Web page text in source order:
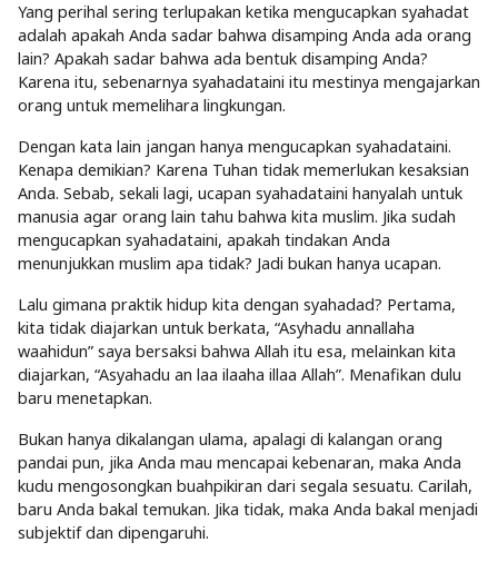
Yang perihal sering terlupakan ketika mengucapkan syahadat
adalah apakah Anda sadar bahwa disamping Anda ada orang
lain? Apakah sadar bahwa ada bentuk disamping Anda?
Karena itu, sebenarnya syahadataini itu mestinya mengajarkan
orang untuk memelihara lingkungan.
Dengan kata lain jangan hanya mengucapkan syahadataini.
Kenapa demikian? Karena Tuhan tidak memerlukan kesaksian
Anda. Sebab, sekali lagi, ucapan syahadataini hanyalah untuk
manusia agar orang lain tahu bahwa kita muslim. Jika sudah
mengucapkan syahadataini, apakah tindakan Anda
menunjukkan muslim apa tidak? Jadi bukan hanya ucapan.
Lalu gimana praktik hidup kita dengan syahadad? Pertama,
kita tidak diajarkan untuk berkata, “Asyhadu annallaha
waahidun” saya bersaksi bahwa Allah itu esa, melainkan kita
diajarkan, “Asyahadu an laa ilaaha illaa Allah”. Menafikan dulu
baru menetapkan.
Bukan hanya dikalangan ulama, apalagi di kalangan orang
pandai pun, jika Anda mau mencapai kebenaran, maka Anda
kudu mengosongkan buahpikiran dari segala sesuatu. Carilah,
baru Anda bakal temukan. Jika tidak, maka Anda bakal menjadi
subjektif dan dipengaruhi.